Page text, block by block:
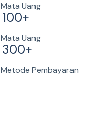
Mata Uang
100+
Mata Uang
300+
Metode Pembayaran